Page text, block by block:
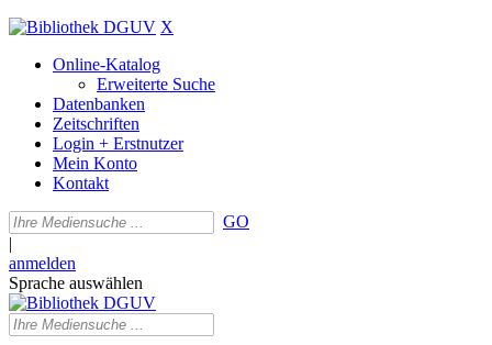
X
Online-Katalog
Erweiterte Suche
Datenbanken
Zeitschriften
Login + Erstnutzer
Mein Konto
Kontakt
GO
|
anmelden
Sprache auswählen